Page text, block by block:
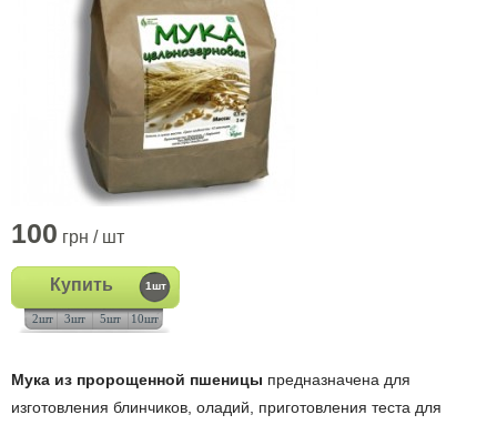
100 грн / шт
Купить 1шт
2шт 3шт 5шт 10шт
Мука из пророщенной пшеницы предназначена для
изготовления блинчиков, оладий, приготовления теста для